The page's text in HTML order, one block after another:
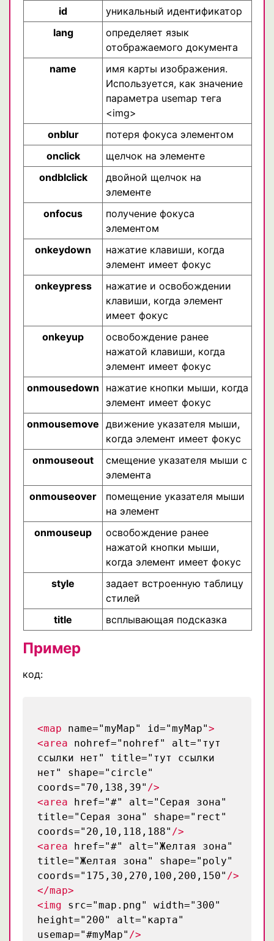
id
уникальный идентификатор
lang
определяет язык
отображаемого документа
name
имя карты изображения.
Используется, как значение
параметра usemap тега
<img>
onblur
потеря фокуса элементом
onclick
щелчок на элементе
ondblclick
двойной щелчок на
элементе
onfocus
получение фокуса
элементом
onkeydown
нажатие клавиши, когда
элемент имеет фокус
onkeypress
нажатие и освобождении
клавиши, когда элемент
имеет фокус
onkeyup
освобождение ранее
нажатой клавиши, когда
элемент имеет фокус
onmousedown
нажатие кнопки мыши, когда
элемент имеет фокус
onmousemove движение указателя мыши,
когда элемент имеет фокус
onmouseout
смещение указателя мыши с
элемента
onmouseover
помещение указателя мыши
на элемент
onmouseup
освобождение ранее
нажатой кнопки мыши,
когда элемент имеет фокус
style
задает встроенную таблицу
стилей
title
всплывающая подсказка
Пример
код:
<map name="myMap" id="myMap">
<area nohref="nohref" alt="тут
ссылки нет" title="тут ссылки
нет" shape="circle"
coords="70,138,39" />
<area href="#" alt="Серая зона"
title="Серая зона" shape="rect"
coords="20,10,118,188" />
<area href="#" alt="Желтая зона"
title="Желтая зона" shape="poly"
coords="175,30,270,100,200,150" />
</map>
<img src="map.png" width="300"
height="200" alt="карта"
usemap="#myMap" />